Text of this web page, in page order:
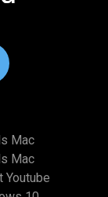
Mac
Mac
Youtube